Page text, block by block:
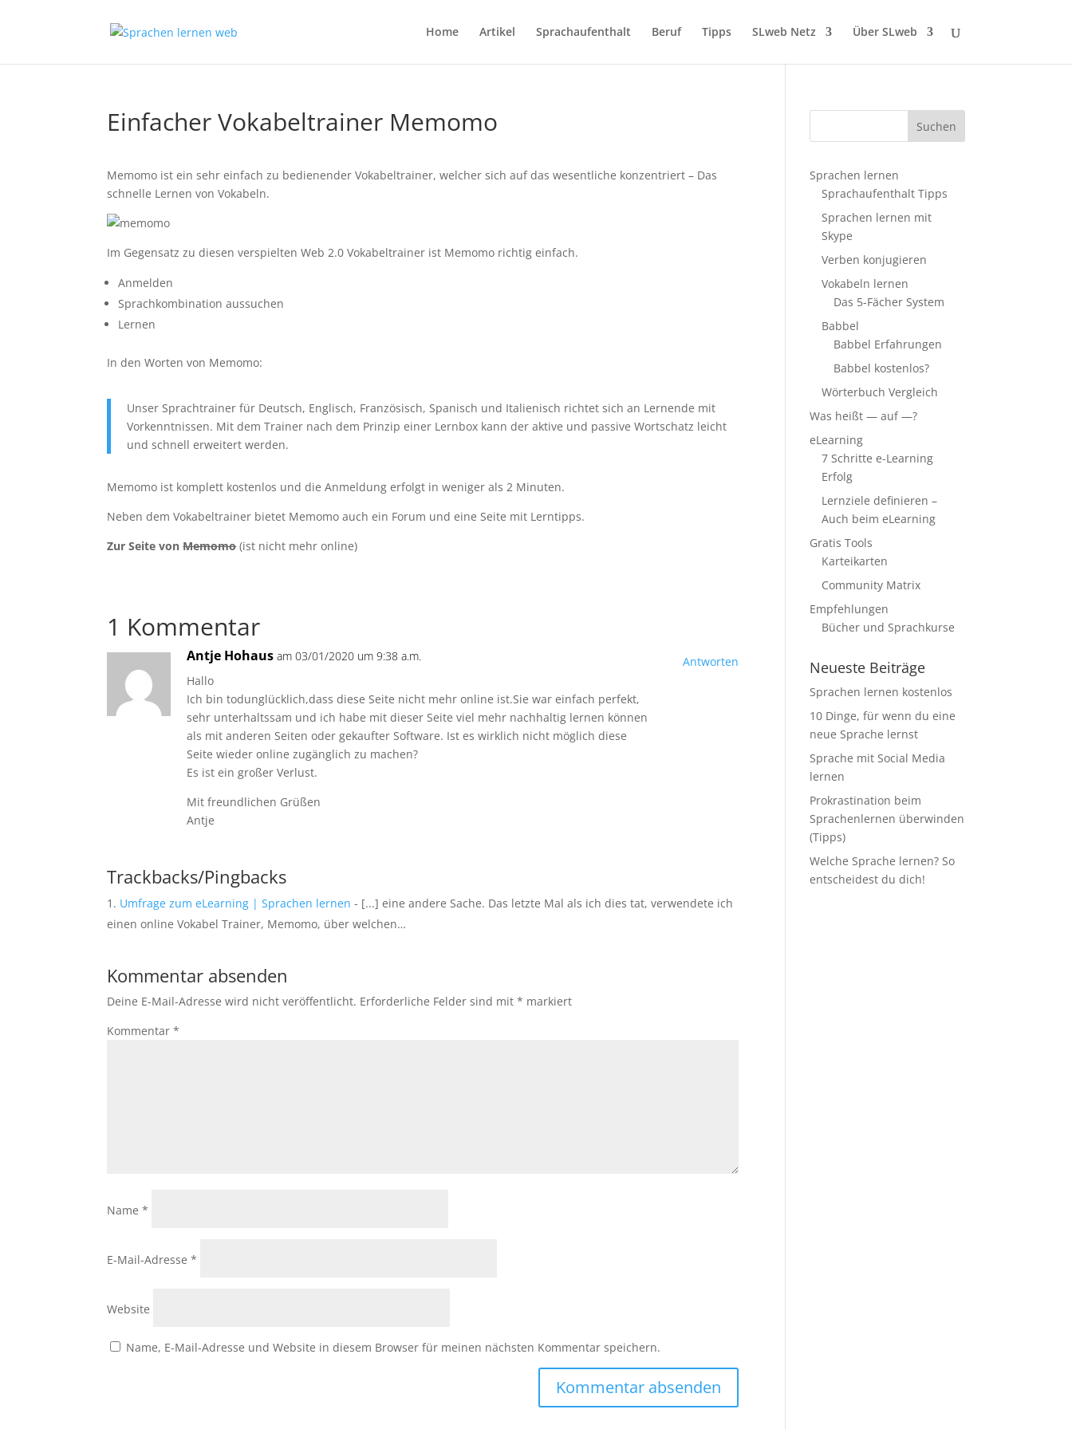
Home Artikel Sprachaufenthalt Beruf Tipps SLweb Netz Über SLweb
Einfacher Vokabeltrainer Memomo
Memomo ist ein sehr einfach zu bedienender Vokabeltrainer, welcher sich auf das wesentliche konzentriert – Das
schnelle Lernen von Vokabeln.
Im Gegensatz zu diesen verspielten Web 2.0 Vokabeltrainer ist Memomo richtig einfach.
Anmelden
Sprachkombination aussuchen
Lernen
In den Worten von Memomo:
Unser Sprachtrainer für Deutsch, Englisch, Französisch, Spanisch und Italienisch richtet sich an Lernende mit
Vorkenntnissen. Mit dem Trainer nach dem Prinzip einer Lernbox kann der aktive und passive Wortschatz leicht
und schnell erweitert werden.
Memomo ist komplett kostenlos und die Anmeldung erfolgt in weniger als 2 Minuten.
Neben dem Vokabeltrainer bietet Memomo auch ein Forum und eine Seite mit Lerntipps.
Zur Seite vonMemomo(ist nicht mehr online)
1 Kommentar
Antje Hohaus am 03/01/2020 um 9:38 a.m.
Hallo
Ich bin todunglücklich,dass diese Seite nicht mehr online ist.Sie war einfach perfekt,
sehr unterhaltssam und ich habe mit dieser Seite viel mehr nachhaltig lernen können
als mit anderen Seiten oder gekaufter Software. Ist es wirklich nicht möglich diese
Seite wieder online zugänglich zu machen?
Es ist ein großer Verlust.
Mit freundlichen Grüßen
Antje
Antworten
Trackbacks/Pingbacks
Umfrage zum eLearning | Sprachen lernen - [...] eine andere Sache. Das letzte Mal als ich dies tat, verwendete ich
einen online Vokabel Trainer, Memomo, über welchen…
Kommentar absenden
Deine E-Mail-Adresse wird nicht veröffentlicht. Erforderliche Felder sind mit* markiert
Kommentar*
Name*
E-Mail-Adresse*
Website
Name, E-Mail-Adresse und Website in diesem Browser für meinen nächsten Kommentar speichern.
Sprachen lernen
Sprachaufenthalt Tipps
Sprachen lernen mit
Skype
Verben konjugieren
Vokabeln lernen
Das 5-Fächer System
Babbel
Babbel Erfahrungen
Babbel kostenlos?
Wörterbuch Vergleich
Was heißt — auf —?
eLearning
7 Schritte e-Learning
Erfolg
Lernziele definieren –
Auch beim eLearning
Gratis Tools
Karteikarten
Community Matrix
Empfehlungen
Bücher und Sprachkurse
Neueste Beiträge
Sprachen lernen kostenlos
10 Dinge, für wenn du eine
neue Sprache lernst
Sprache mit Social Media
lernen
Prokrastination beim
Sprachenlernen überwinden
(Tipps)
Welche Sprache lernen? So
entscheidest du dich!